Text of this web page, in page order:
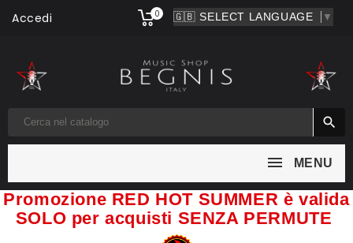
▼
Accedi 0

MENU
Promozione RED HOT SUMMER è valida
SOLO per acquisti SENZA PERMUTE